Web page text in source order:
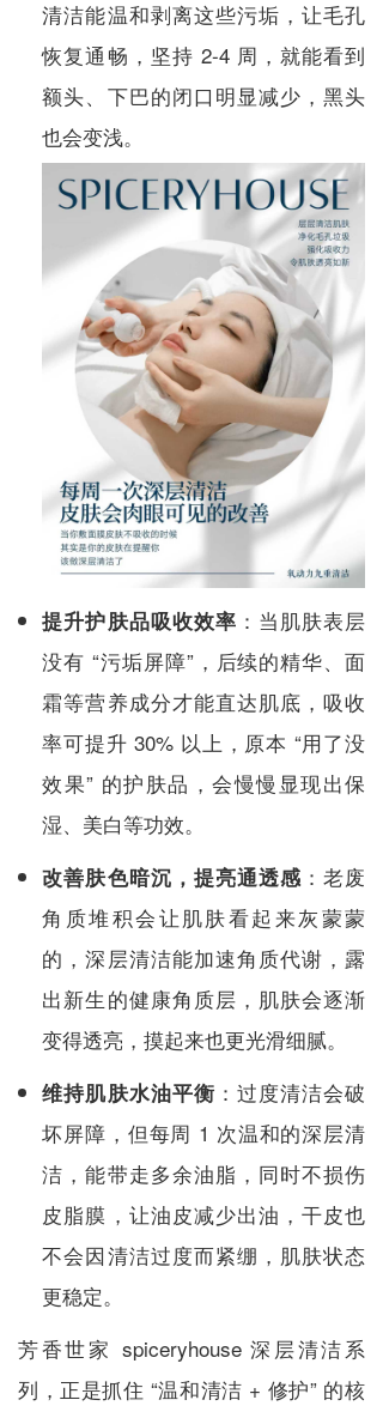
清洁能温和剥离这些污垢，让毛孔
恢复通畅，坚持 2-4 周，就能看到
额头、下巴的闭口明显减少，黑头
也会变浅。
提升护肤品吸收效率 ：当肌肤表层
没有 “污垢屏障”，后续的精华、面
霜等营养成分才能直达肌底，吸收
率可提升 30% 以上，原本 “用了没
效果” 的护肤品，会慢慢显现出保
湿、美白等功效。
改善肤色暗沉，提亮通透感 ：老废
角质堆积会让肌肤看起来灰蒙蒙
的，深层清洁能加速角质代谢，露
出新生的健康角质层，肌肤会逐渐
变得透亮，摸起来也更光滑细腻。
维持肌肤水油平衡 ：过度清洁会破
坏屏障，但每周 1 次温和的深层清
洁，能带走多余油脂，同时不损伤
皮脂膜，让油皮减少出油，干皮也
不会因清洁过度而紧绷，肌肤状态
更稳定。
芳香世家 spiceryhouse 深层清洁系
列，正是抓住 “温和清洁 + 修护” 的核